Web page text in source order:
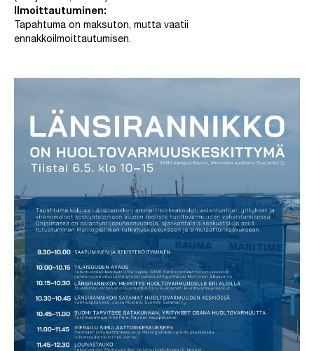
Ilmoittautuminen:
Tapahtuma on maksuton, mutta vaatii
ennakkoilmoittautumisen.